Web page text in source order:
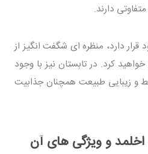
دارند.
دارد، منظره ای شگفت انگیز از
کرد. در تابستان نیز با وجود
زیبایی طبیعت همچنان جذابیت
و ویژگی های آن